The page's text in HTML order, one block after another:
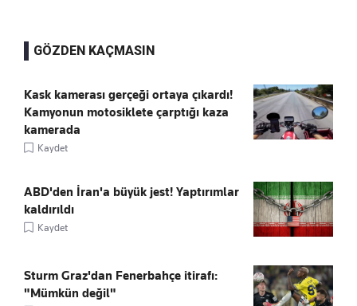
GÖZDEN KAÇMASIN
Kask kamerası gerçeği ortaya çıkardı!
Kamyonun motosiklete çarptığı kaza
kamerada
Kaydet
ABD'den İran'a büyük jest! Yaptırımlar
kaldırıldı
Kaydet
Sturm Graz'dan Fenerbahçe itirafı:
"Mümkün değil"